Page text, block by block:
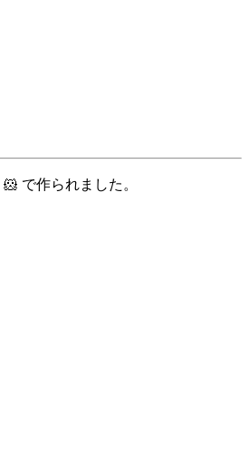
で作られました。